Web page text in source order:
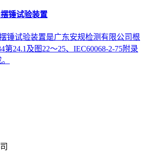
锤试验装置
锤试验装置是广东安规检测有限公司根
第24.1及图22～25、IEC60068-2-75附录